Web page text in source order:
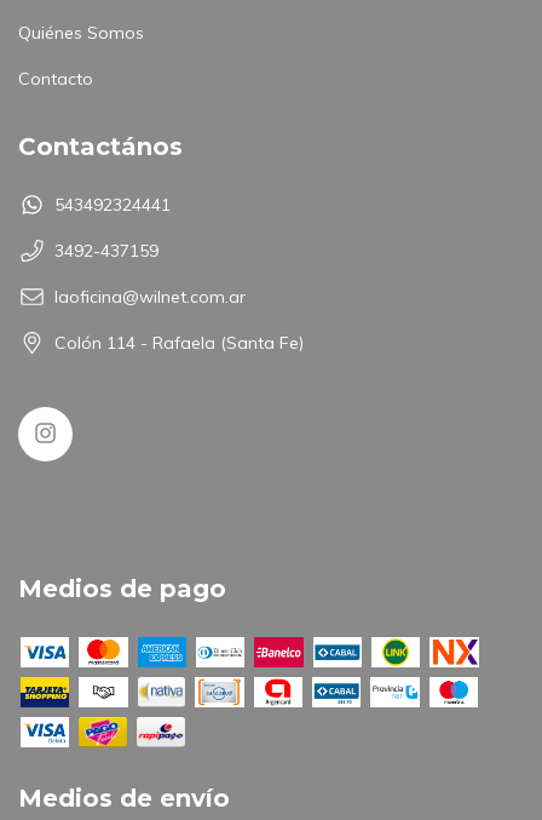
Quiénes Somos
Contacto
Contactános
543492324441
3492-437159
laoficina@wilnet.com.ar
Colón 114 - Rafaela (Santa Fe)
Medios de pago
Medios de envío